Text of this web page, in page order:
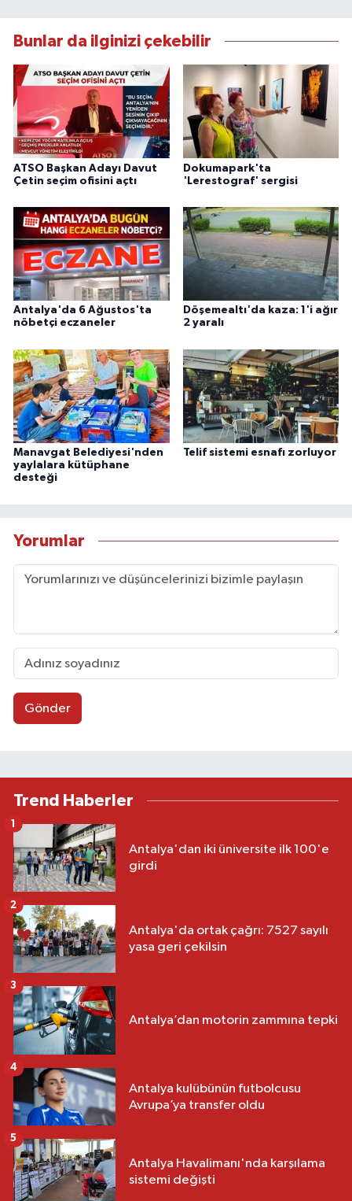
Bunlar da ilginizi çekebilir
ATSO Başkan Adayı Davut
Çetin seçim ofisini açtı
Dokumapark'ta
'Lerestograf' sergisi
Antalya'da 6 Ağustos'ta
nöbetçi eczaneler
Döşemealtı'da kaza: 1'i ağır
2 yaralı
Manavgat Belediyesi'nden
yaylalara kütüphane
desteği
Telif sistemi esnafı zorluyor
Yorumlar
Gönder
Trend Haberler
Antalya'dan iki üniversite ilk 100'e
girdi
1
Antalya'da ortak çağrı: 7527 sayılı
yasa geri çekilsin
2
Antalya’dan motorin zammına tepki
3
Antalya kulübünün futbolcusu
Avrupa’ya transfer oldu
4
Antalya Havalimanı'nda karşılama
sistemi değişti
5